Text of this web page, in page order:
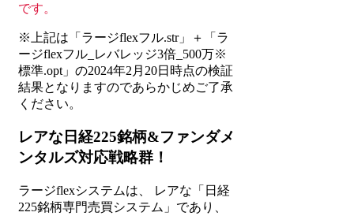
です。
※上記は「ラージflexフル.str」＋「ラ
ージflexフル_レバレッジ3倍_500万※
標準.opt」の2024年2月20日時点の検証
結果となりますのであらかじめご了承
ください。
レアな日経225銘柄&ファンダメ
ンタルズ対応戦略群！
ラージflexシステムは、 レアな「日経
225銘柄専門売買システム」であり、